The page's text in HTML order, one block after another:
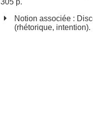
Notion associée :
(rhétorique, intention).